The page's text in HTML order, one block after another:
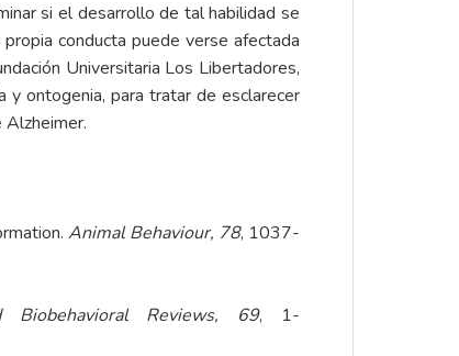
si el desarrollo de tal habilidad se
conducta puede verse afectada
Universitaria Los Libertadores,
y ontogenia, para tratar de esclarecer
Animal Behaviour, 78, 1037-
Biobehavioral Reviews, 69, 1-